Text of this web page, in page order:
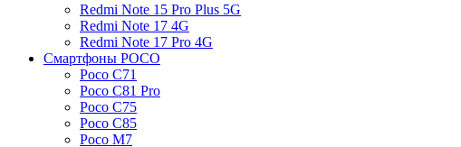
Redmi Note 15 Pro Plus 5G
Redmi Note 17 4G
Redmi Note 17 Pro 4G
Смартфоны POCO
Poco C71
Poco C81 Pro
Poco C75
Poco C85
Poco M7